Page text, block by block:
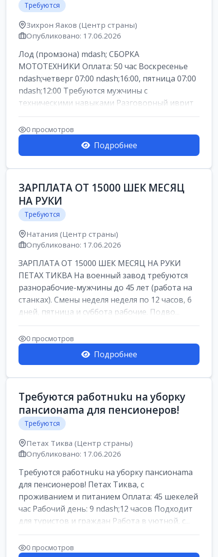
Требуются
Зихрон Яаков (Центр страны)
Опубликовано: 17.06.2026
Лод (промзона) mdash; СБОРКА
МОТОТЕХНИКИ Оплата: 50 час Воскресенье
ndash;четверг 07:00 ndash;16:00, пятница 07:00
ndash;12:00 Требуются мужчины с
техническими навыками Разговорный иврит
или английски...
0 просмотров
Подробнее
ЗАРПЛАТА ОТ 15000 ШЕК МЕСЯЦ
НА РУКИ
Требуются
Натания (Центр страны)
Опубликовано: 17.06.2026
ЗАРПЛАТА ОТ 15000 ШЕК МЕСЯЦ НА РУКИ
ПЕТАХ ТИКВА На военный завод требуются
разнорабочие-мужчины до 45 лет (работа на
станках). Смены неделя неделя по 12 часов, 6
дней, пятница и суббота рабочие. Подво...
0 просмотров
Подробнее
Требуются работнuku на уборку
пансионama для пенсионеров!
Требуются
Петах Тиква (Центр страны)
Опубликовано: 17.06.2026
Требуются работнuku на уборку пансионama
для пенсионеров! Петах Тиква, с
проживанием и питанием Оплата: 45 шекелей
час Рабочий день: 9 ndash;12 часов Подходит
для туристов и граждан Работа в уютной, с...
0 просмотров